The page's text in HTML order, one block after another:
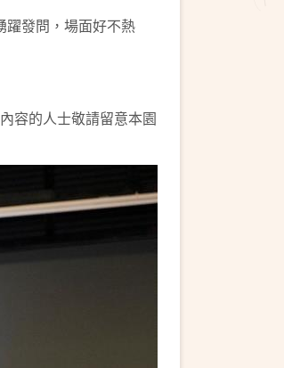
躍發問，場面好不熱
容的人士敬請留意本園